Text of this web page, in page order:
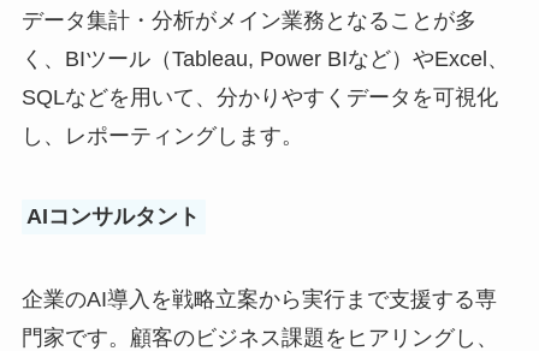
データ集計・分析がメイン業務となることが多
く、BIツール（Tableau, Power BIなど）やExcel、
SQLなどを用いて、分かりやすくデータを可視化
し、レポーティングします。
AIコンサルタント
企業のAI導入を戦略立案から実行まで支援する専
門家です。顧客のビジネス課題をヒアリングし、